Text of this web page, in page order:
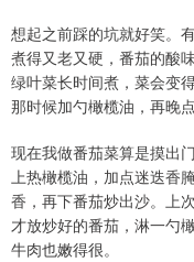
想起之前踩的坑就好笑。
煮得又老又硬，番茄的酸
绿叶菜长时间煮，菜会变
那时候加勺橄榄油，再晚
现在我做番茄菜算是摸出
上热橄榄油，加点迷迭香
香，再下番茄炒出沙。上
才放炒好的番茄，淋一勺
牛肉也嫩得很。